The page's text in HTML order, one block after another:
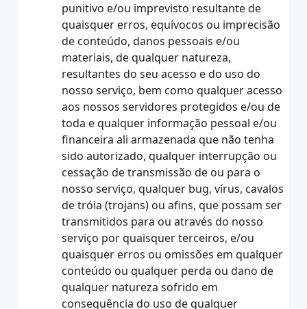
punitivo e/ou imprevisto resultante de
quaisquer erros, equívocos ou imprecisão
de conteúdo, danos pessoais e/ou
materiais, de qualquer natureza,
resultantes do seu acesso e do uso do
nosso serviço, bem como qualquer acesso
aos nossos servidores protegidos e/ou de
toda e qualquer informação pessoal e/ou
financeira ali armazenada que não tenha
sido autorizado, qualquer interrupção ou
cessação de transmissão de ou para o
nosso serviço, qualquer bug, vírus, cavalos
de tróia (trojans) ou afins, que possam ser
transmitidos para ou através do nosso
serviço por quaisquer terceiros, e/ou
quaisquer erros ou omissões em qualquer
conteúdo ou qualquer perda ou dano de
qualquer natureza sofrido em
consequência do uso de qualquer